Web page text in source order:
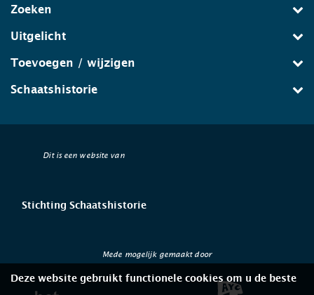
Zoeken
Uitgelicht
Toevoegen / wijzigen
Schaatshistorie
Dit is een website van
Stichting Schaatshistorie
Mede mogelijk gemaakt door
Deze website gebruikt functionele cookies om u de beste